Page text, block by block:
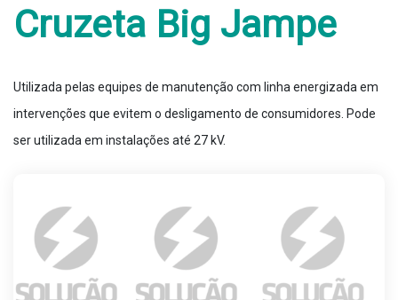
Cruzeta Big Jampe
Utilizada pelas equipes de manutenção com linha energizada em
intervenções que evitem o desligamento de consumidores. Pode
ser utilizada em instalações até 27 kV.